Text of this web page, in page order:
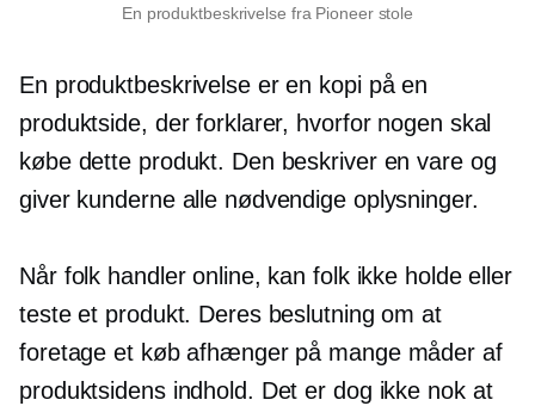
En produktbeskrivelse fra Pioneer stole
En produktbeskrivelse er en kopi på en
produktside, der forklarer, hvorfor nogen skal
købe dette produkt. Den beskriver en vare og
giver kunderne alle nødvendige oplysninger.
Når folk handler online, kan folk ikke holde eller
teste et produkt. Deres beslutning om at
foretage et køb afhænger på mange måder af
produktsidens indhold. Det er dog ikke nok at